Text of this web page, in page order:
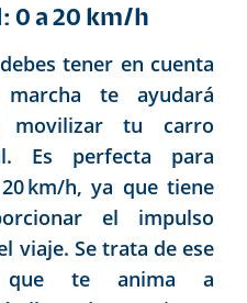
0 a 20 km/h
tener en cuenta
te ayudará
movilizar tu carro
Es perfecta para
km/h, ya que tiene
el impulso
viaje. Se trata de ese
que te anima a